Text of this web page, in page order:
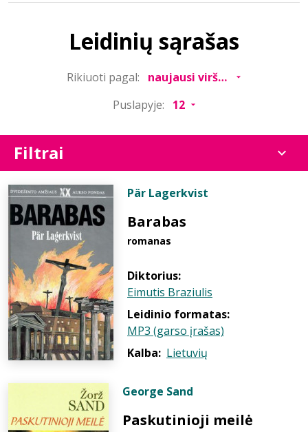
Leidinių sąrašas
Rikiuoti pagal:
Puslapyje:
Filtrai
Pär Lagerkvist
Barabas
romanas
Diktorius:
Eimutis Braziulis
Leidinio formatas:
MP3 (garso įrašas)
Kalba: Lietuvių
George Sand
Paskutinioji meilė